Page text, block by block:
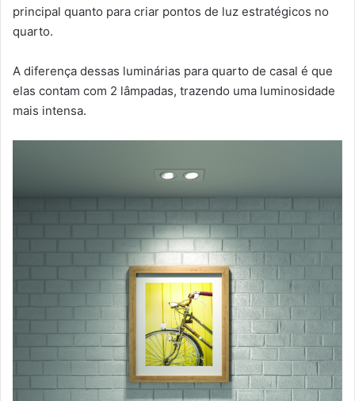
principal quanto para criar pontos de luz estratégicos no
quarto.
A diferença dessas luminárias para quarto de casal é que
elas contam com 2 lâmpadas, trazendo uma luminosidade
mais intensa.